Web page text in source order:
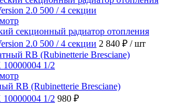
секционный радиатор отопления
2.0 500 / 4 секции 2 840 ₽ / шт
RB (Rubinetterie Bresciane)
1/2 980 ₽